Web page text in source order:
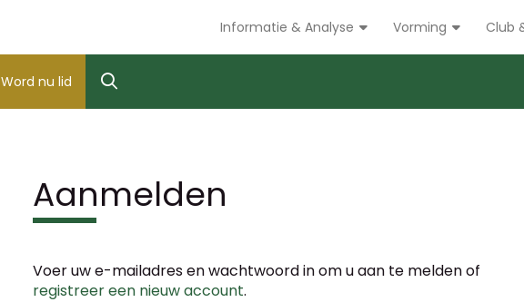
Informatie & Analyse Vorming Club
Word nu lid
Aanmelden
Voer uw e-mailadres en wachtwoord in om u aan te melden of
registreer een nieuw account.